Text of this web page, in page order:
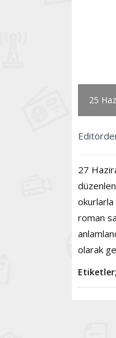
25
27
okurlarla
roman
olarak
Etiketler;